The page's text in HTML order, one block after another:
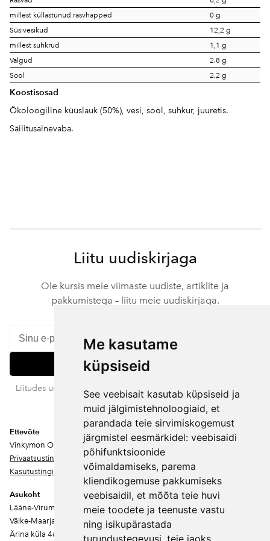
Me kasutame
küpsiseid
See veebisait kasutab küpsiseid ja
muid jälgimistehnoloogiaid, et
parandada teie sirvimiskogemust
järgmistel eesmärkidel: veebisaidi
põhifunktsioonide
võimaldamiseks, parema
kliendikogemuse pakkumiseks
veebisaidil, et mõõta teie huvi
meie toodete ja teenuste vastu
ning isikupärastada
turundustegevusi teie jaoks
millest küllastunud rasvhapped
0 g
Süsivesikud
12,2 g
millest suhkrud
1,1 g
Valgud
2.8 g
Sool
2.2 g
Koostisosad
Ökoloogiline küüslauk (50%), vesi, sool, suhkur, juuretis.
Säilitusainevaba.
Liitu uudiskirjaga
Ole kursis meie viimaste uudiste, artiklite ja
pakkumistega – liitu meie uudiskirjaga.
Liitu
Liitudes uudiskirjaga nõustud meie privaatsustingimustega. Sa
võid igal ajal tellimuse tühistada.
Ettevõte
Vinkymon OÜ
Privaatsustingimused
Kasutustingimused
Asukoht
Lääne-Virumaa
Väike-Maarja vald
Ärina küla 46202